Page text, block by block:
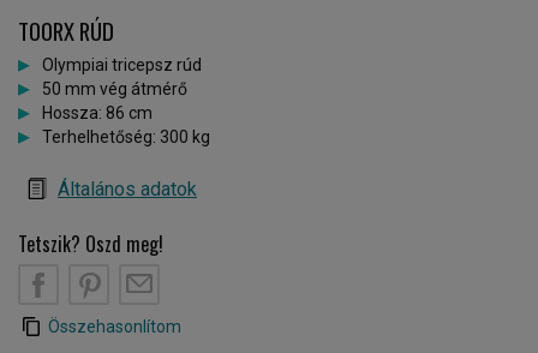
TOORX RÚD
Olympiai tricepsz rúd
50 mm vég átmérő
Hossza: 86 cm
Terhelhetőség: 300 kg
Általános adatok
Tetszik? Oszd meg!
Összehasonlítom